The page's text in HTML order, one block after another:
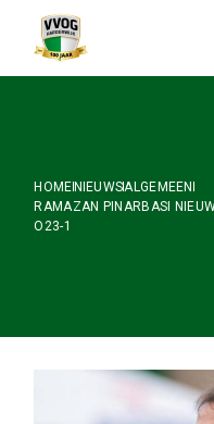
content
HOME NIEUWSALGEMEEN
RAMAZAN PINARBASI
O23-1